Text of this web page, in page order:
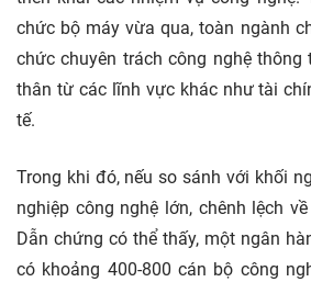
chức bộ máy vừa qua, toàn ngành
chức chuyên trách công nghệ
thân từ các lĩnh vực khác như tài
tế.
Trong khi đó, nếu so sánh với khối
nghiệp công nghệ lớn, chênh lệch
Dẫn chứng có thể thấy, một ngân
có khoảng 400-800 cán bộ công